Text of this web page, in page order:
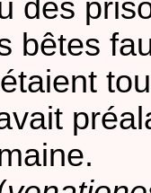
des
bêtes